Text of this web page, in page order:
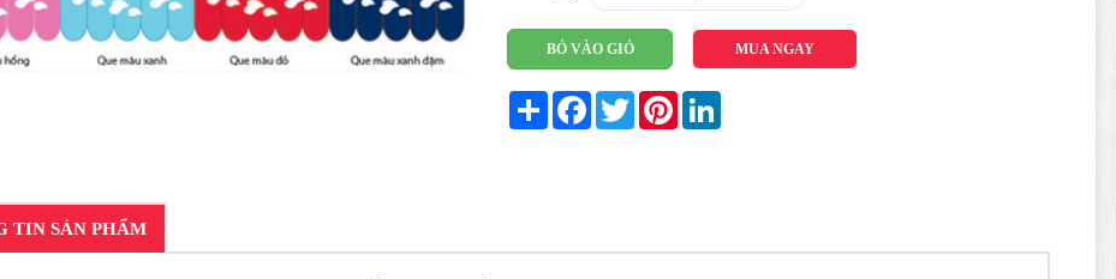
BỎ VÀO GIỎ MUA NGAY
Share FacebookTwitterPinterest
TIN SẢN PHẨM